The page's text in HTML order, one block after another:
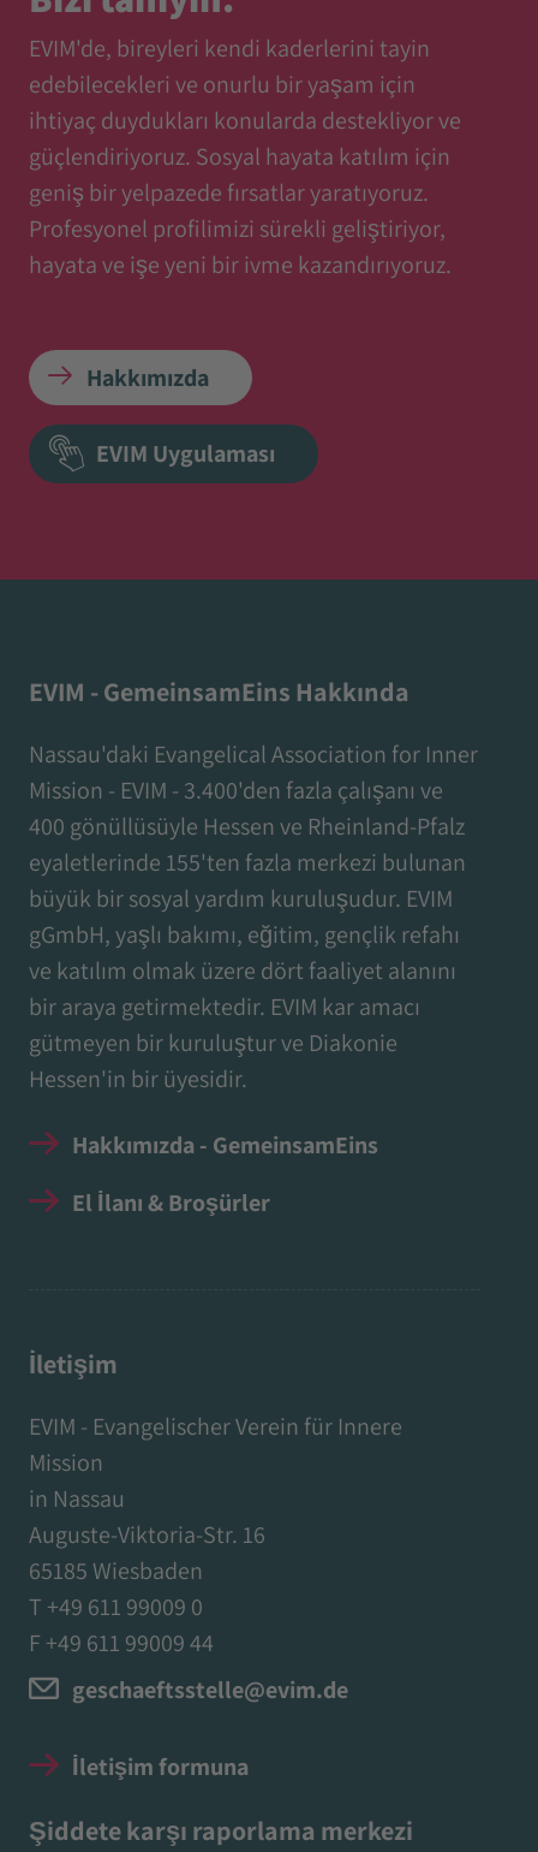
EVIM'de, bireyleri kendi kaderlerini tayin
edebilecekleri ve onurlu bir yaşam için
ihtiyaç duydukları konularda destekliyor ve
güçlendiriyoruz. Sosyal hayata katılım için
geniş bir yelpazede fırsatlar yaratıyoruz.
Profesyonel profilimizi sürekli geliştiriyor,
hayata ve işe yeni bir ivme kazandırıyoruz.
Hakkımızda
EVIM Uygulaması
EVIM - GemeinsamEins Hakkında
Nassau'daki Evangelical Association for Inner
Mission - EVIM - 3.400'den fazla çalışanı ve
400 gönüllüsüyle Hessen ve Rheinland-Pfalz
eyaletlerinde 155'ten fazla merkezi bulunan
büyük bir sosyal yardım kuruluşudur. EVIM
gGmbH, yaşlı bakımı, eğitim, gençlik refahı
ve katılım olmak üzere dört faaliyet alanını
bir araya getirmektedir. EVIM kar amacı
gütmeyen bir kuruluştur ve Diakonie
Hessen'in bir üyesidir.
Hakkımızda - GemeinsamEins
El İlanı & Broşürler
İletişim
EVIM - Evangelischer Verein für Innere
Mission
in Nassau
Auguste-Viktoria-Str. 16
65185 Wiesbaden
T +49 611 99009 0
F +49 611 99009 44
geschaeftsstelle@evim.de
İletişim formuna
Şiddete karşı raporlama merkezi